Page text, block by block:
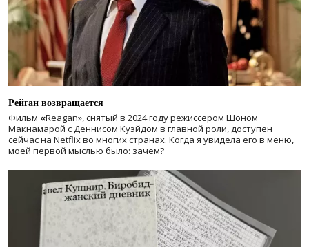
Рейган возвращается
Фильм «Reagan», снятый в 2024 годурежиссером Шоном
Макнамарой с Деннисом Куэйдом в главной роли, доступен
сейчас на Netflix во многих странах. Когда я увидела его в меню,
моей первой мыслью было: зачем?